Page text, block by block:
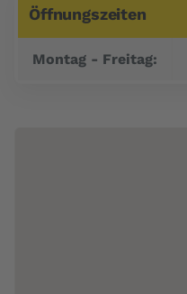
Öffnungszeiten
Montag - Freitag: